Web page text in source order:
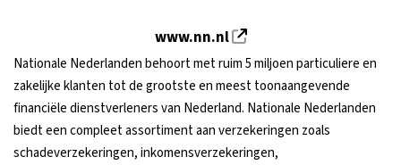
www.nn.nl
Nationale Nederlanden behoort met ruim 5 miljoen particuliere en
zakelijke klanten tot de grootste en meest toonaangevende
financiële dienstverleners van Nederland. Nationale Nederlanden
biedt een compleet assortiment aan verzekeringen zoals
schadeverzekeringen, inkomensverzekeringen,